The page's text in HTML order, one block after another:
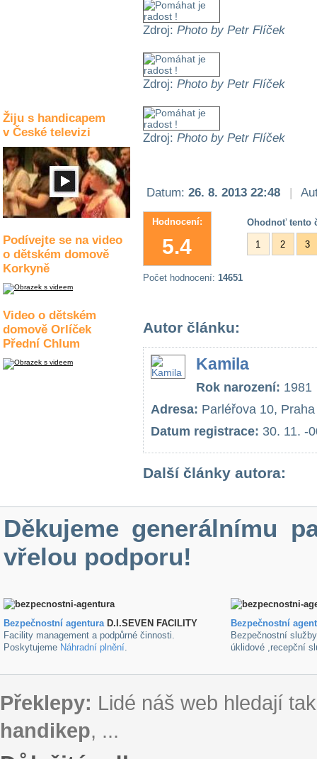
Žiju s handicapem
v České televizi
Podívejte se na video
o dětském domově
Korkyně
Video o dětském
domově Orlíček
Přední Chlum
Zdroj: Photo by Petr Flíček
Zdroj: Photo by Petr Flíček
Zdroj: Photo by Petr Flíček
Datum: 26. 8. 2013 22:48 |
Hodnocení:
5.4
Ohodnoť tento
1 2 3
Počet hodnocení: 14651
Autor článku:
Kamila
Rok narození: 1981
Adresa: Parléřova 10,
Datum registrace: 30. 11. -
Další články autora:
Děkujeme generálnímu
vřelou podporu!
Bezpečnostní agenturaD.I.SEVEN FACILITY
Facility management a podpůrné činnosti.
Poskytujeme Náhradní plnění.
Bezpečnostní
Bezpečnostní
úklidové ,recepční
Překlepy: Lidé náš web hledají
handikep, ...